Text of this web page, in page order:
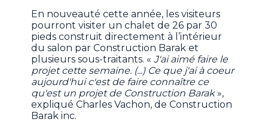
En nouveauté cette année, les visiteurs
pourront visiter un chalet de 26 par 30
pieds construit directement à l’intérieur
du salon par Construction Barak et
plusieurs sous-traitants. «J'ai aimé faire le
projet cette semaine. (...) Ce que j'ai à coeur
aujourd'hui c'est de faire connaître ce
qu'est un projet de Construction Barak»,
expliqué Charles Vachon, de Construction
Barak inc.